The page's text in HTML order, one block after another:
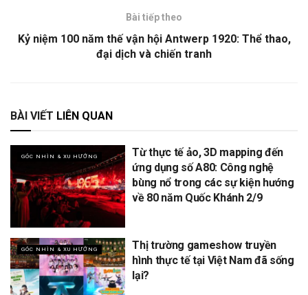
Bài tiếp theo
Kỷ niệm 100 năm thế vận hội Antwerp 1920: Thể thao,
đại dịch và chiến tranh
BÀI VIẾT LIÊN QUAN
GÓC NHÌN & XU HƯỚNG
Từ thực tế ảo, 3D mapping đến
ứng dụng số A80: Công nghệ
bùng nổ trong các sự kiện hướng
về 80 năm Quốc Khánh 2/9
GÓC NHÌN & XU HƯỚNG
Thị trường gameshow truyền
hình thực tế tại Việt Nam đã sống
lại?